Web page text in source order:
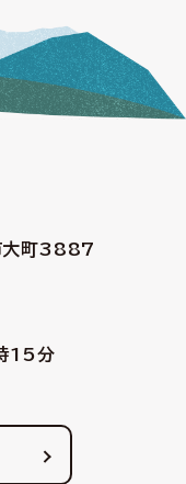
大町3887
15分